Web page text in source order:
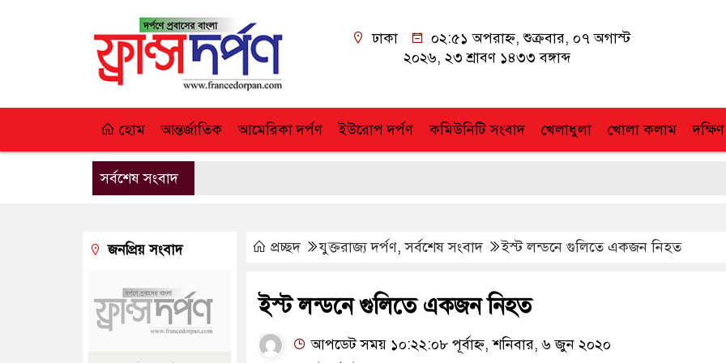
ঢাকা
০২:৫১ অপরাহ্ন, শুক্রবার, ০৭ অগাস্ট
২০২৬, ২৩ শ্রাবণ ১৪৩৩ বঙ্গাব্দ
হোম আন্তর্জাতিক আমেরিকা দর্পণ ইউরোপ দর্পণ কমিউনিটি সংবাদ খেলাধুলা খোলা কলাম
সর্বশেষ সংবাদ
প্রচ্ছদ যুক্তরাজ্য দর্পণ,সর্বশেষ সংবাদ ইস্ট লন্ডনে গুলিতে একজন নিহত
ইস্ট লন্ডনে গুলিতে একজন নিহত
আপডেট সময় ১০:২২:০৮ পূর্বাহ্ন, শনিবার, ৬ জুন ২০২০
জনপ্রিয় সংবাদ